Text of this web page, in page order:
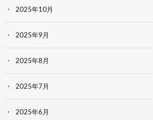
2025年10月
2025年9月
2025年8月
2025年7月
2025年6月